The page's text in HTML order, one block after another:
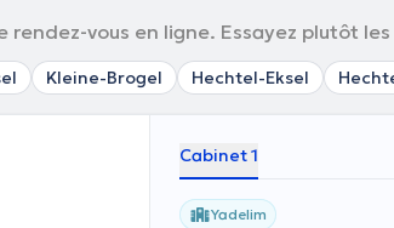
vous en ligne. Essayez plutôt les
Kleine-Brogel Hechtel-Eksel
Cabinet 1
Yadelim